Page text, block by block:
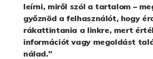
leírni, miről szól a tartalom –
győznöd a felhasználót, hogy
rákattintania a linkre, mert
információt vagy megoldást
nálad.”